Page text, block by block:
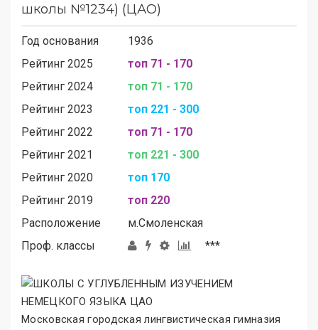
школы №1234) (ЦАО)
Год основания
1936
Рейтинг 2025
топ 71 - 170
Рейтинг 2024
топ 71 - 170
Рейтинг 2023
топ 221 - 300
Рейтинг 2022
топ 71 - 170
Рейтинг 2021
топ 221 - 300
Рейтинг 2020
топ 170
Рейтинг 2019
топ 220
Расположение
м.Смоленская
Проф. классы
***
Московская городская лингвистическая гимназия